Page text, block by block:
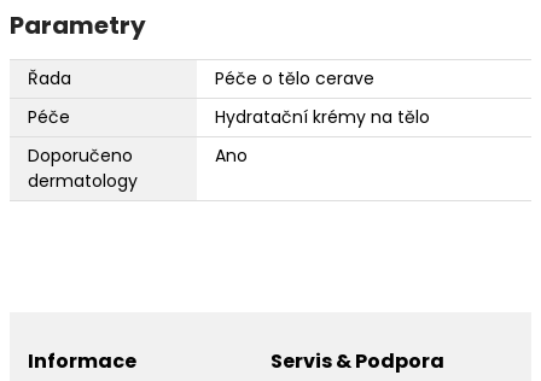
Parametry
Řada
Péče o tělo cerave
Péče
Hydratační krémy na tělo
Doporučeno
dermatology
Ano
Informace Servis & Podpora